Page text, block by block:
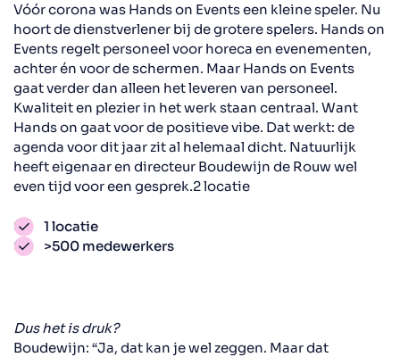
Vóór corona was Hands on Events een kleine speler. Nu
hoort de dienstverlener bij de grotere spelers. Hands on
Events regelt personeel voor horeca en evenementen,
achter én voor de schermen. Maar Hands on Events
gaat verder dan alleen het leveren van personeel.
Kwaliteit en plezier in het werk staan centraal. Want
Hands on gaat voor de positieve vibe. Dat werkt: de
agenda voor dit jaar zit al helemaal dicht. Natuurlijk
heeft eigenaar en directeur Boudewijn de Rouw wel
even tijd voor een gesprek.2 locatie
1 locatie
>500 medewerkers
Dus het is druk?
Boudewijn: “Ja, dat kan je wel zeggen. Maar dat